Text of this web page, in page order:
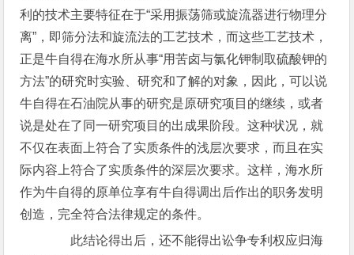
利的技术主要特征在于“采用振荡筛或旋流器进行物理分
离”，即筛分法和旋流法的工艺技术，而这些工艺技术，
正是牛自得在海水所从事“用苦卤与氯化钾制取硫酸钾的
方法”的研究时实验、研究和了解的对象，因此，可以说
牛自得在石油院从事的研究是原研究项目的继续，或者
说是处在了同一研究项目的出成果阶段。这种状况，就
不仅在表面上符合了实质条件的浅层次要求，而且在实
际内容上符合了实质条件的深层次要求。这样，海水所
作为牛自得的原单位享有牛自得调出后作出的职务发明
创造，完全符合法律规定的条件。
此结论得出后，还不能得出讼争专利权应归海